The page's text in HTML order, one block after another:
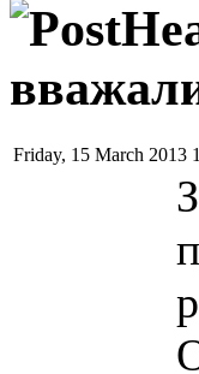
Friday, 15 March 2013